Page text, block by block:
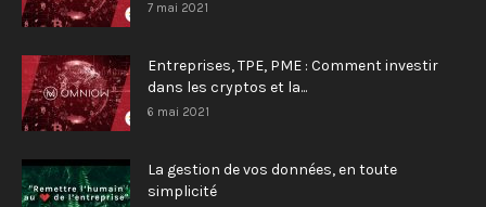
7 mai 2021
Entreprises, TPE, PME : Comment investir
dans les cryptos et la...
6 mai 2021
La gestion de vos données, en toute
simplicité